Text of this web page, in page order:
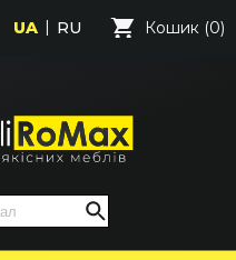
UA RU Кошик (0)